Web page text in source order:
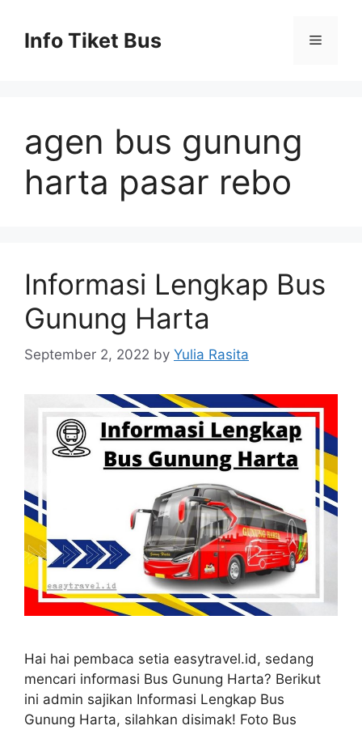
contentInfo Tiket Bus Menu
agen bus gunung
harta pasar rebo
Informasi Lengkap Bus
Gunung Harta
September 2, 2022 by Yulia Rasita
Hai hai pembaca setia easytravel.id, sedang
mencari informasi Bus Gunung Harta? Berikut
ini admin sajikan Informasi Lengkap Bus
Gunung Harta, silahkan disimak! Foto Bus